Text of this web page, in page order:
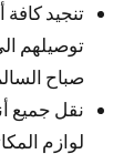
تنجيد كافة
توصيلهم
صباح
نقل جميع
لوازم